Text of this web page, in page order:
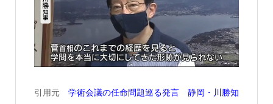
引用元 学術会議の任命問題巡る発言 静岡・川勝知